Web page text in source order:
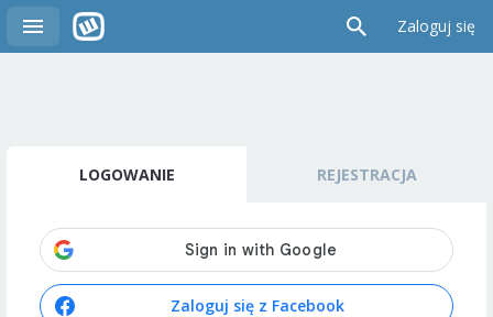
Zaloguj się
LOGOWANIE REJESTRACJA
Zaloguj się z Facebook